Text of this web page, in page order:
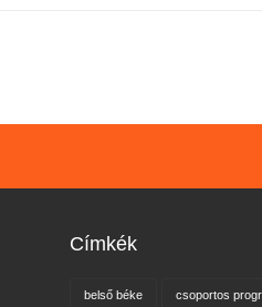
Címkék
belső béke csoportos